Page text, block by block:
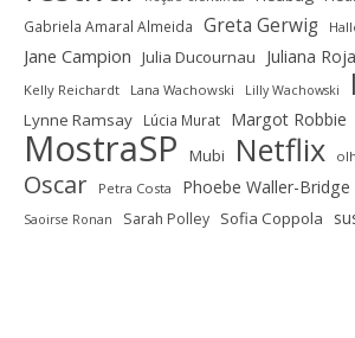
Gabriela Amaral Almeida Greta Gerwig
Jane Campion Julia Ducournau Juliana
Kelly Reichardt Lana Wachowski Lilly Wachowski
Lynne Ramsay Lúcia Murat Margot Robbie
MostraSP Mubi Netflix
Oscar Petra Costa Phoebe Waller-Bridge
Saoirse Ronan Sarah Polley Sofia Coppola